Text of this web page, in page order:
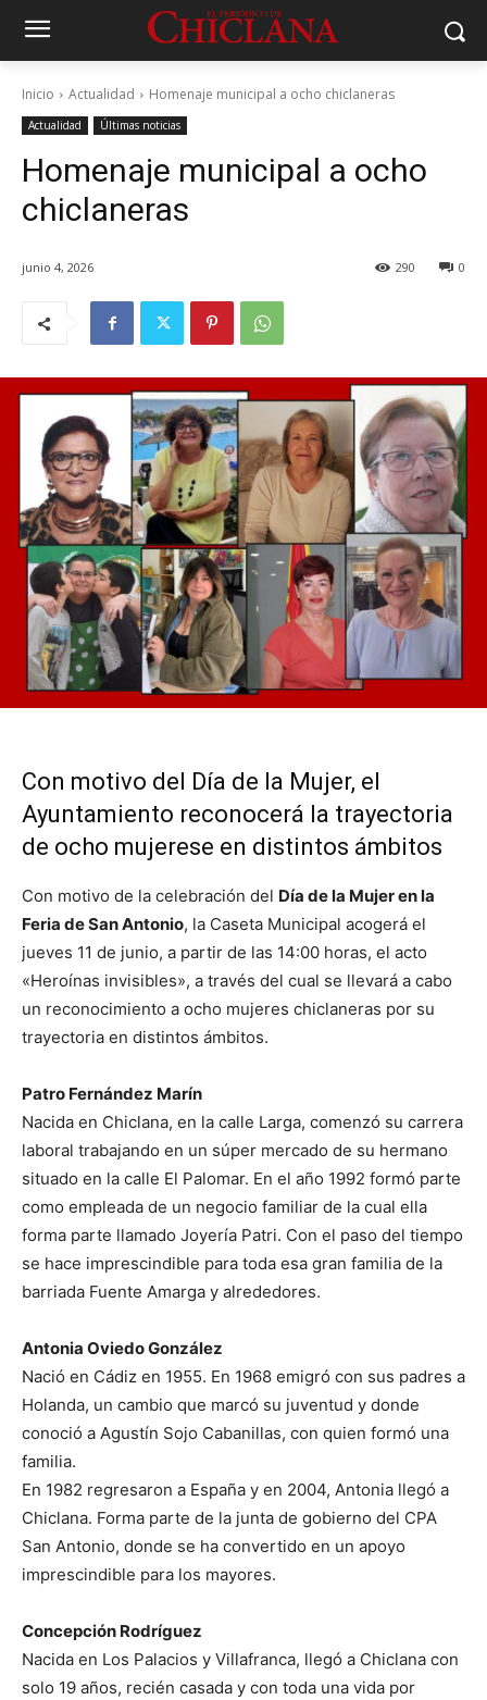
Inicio Actualidad Homenaje municipal a ocho chiclaneras
Actualidad Últimas noticias
Homenaje municipal a ocho
chiclaneras
junio 4, 2026 0
290
Con motivo del Día de la Mujer, el
Ayuntamiento reconocerá la trayectoria
de ocho mujerese en distintos ámbitos
Con motivo de la celebración del Día de la Mujer en la
Feria de San Antonio, la Caseta Municipal acogerá el
jueves 11 de junio, a partir de las 14:00 horas, el acto
«Heroínas invisibles», a través del cual se llevará a cabo
un reconocimiento a ocho mujeres chiclaneras por su
trayectoria en distintos ámbitos.
Patro Fernández Marín
Nacida en Chiclana, en la calle Larga, comenzó su carrera
laboral trabajando en un súper mercado de su hermano
situado en la calle El Palomar. En el año 1992 formó parte
como empleada de un negocio familiar de la cual ella
forma parte llamado Joyería Patri. Con el paso del tiempo
se hace imprescindible para toda esa gran familia de la
barriada Fuente Amarga y alrededores.
Antonia Oviedo González
Nació en Cádiz en 1955. En 1968 emigró con sus padres a
Holanda, un cambio que marcó su juventud y donde
conoció a Agustín Sojo Cabanillas, con quien formó una
familia.
En 1982 regresaron a España y en 2004, Antonia llegó a
Chiclana. Forma parte de la junta de gobierno del CPA
San Antonio, donde se ha convertido en un apoyo
imprescindible para los mayores.
Concepción Rodríguez
Nacida en Los Palacios y Villafranca, llegó a Chiclana con
solo 19 años, recién casada y con toda una vida por